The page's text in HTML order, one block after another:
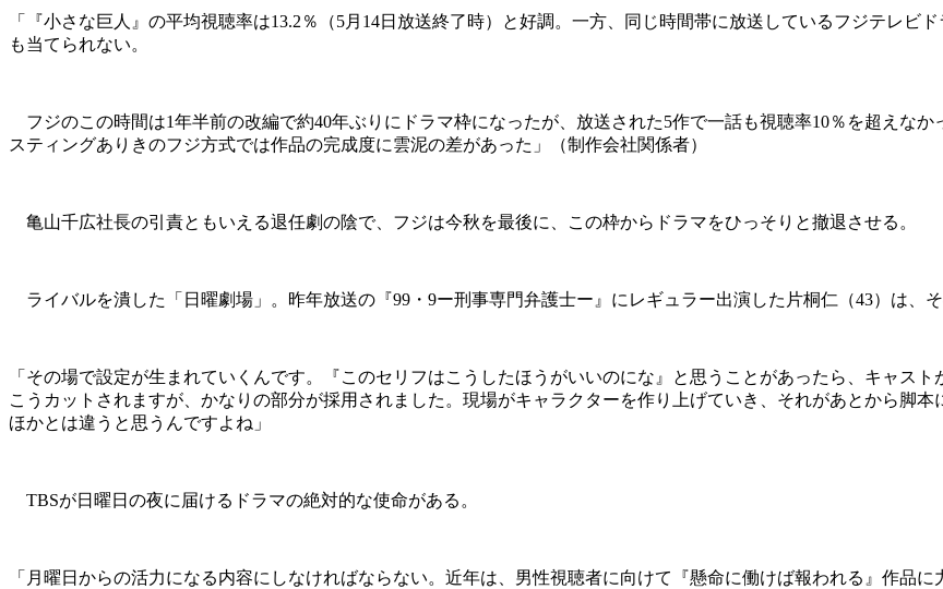
「『小さな巨人』の平均視聴率は13.2％（5月14日放送終了時）と好調。一方、同じ時間帯に放送しているフジテレビ
も当てられない。
フジのこの時間は1年半前の改編で約40年ぶりにドラマ枠になったが、放送された5作で一話も視聴率10％を超えな
スティングありきのフジ方式では作品の完成度に雲泥の差があった」（制作会社関係者）
亀山千広社長の引責ともいえる退任劇の陰で、フジは今秋を最後に、この枠からドラマをひっそりと撤退させる。
ライバルを潰した「日曜劇場」。昨年放送の『99・9ー刑事専門弁護士ー』にレギュラー出演した片桐仁（43）は、
「その場で設定が生まれていくんです。『このセリフはこうしたほうがいいのにな』と思うことがあったら、キャス
こうカットされますが、かなりの部分が採用されました。現場がキャラクターを作り上げていき、それがあとから脚
ほかとは違うと思うんですよね」
TBSが日曜日の夜に届けるドラマの絶対的な使命がある。
「月曜日からの活力になる内容にしなければならない。近年は、男性視聴者に向けて『懸命に働けば報われる』作品